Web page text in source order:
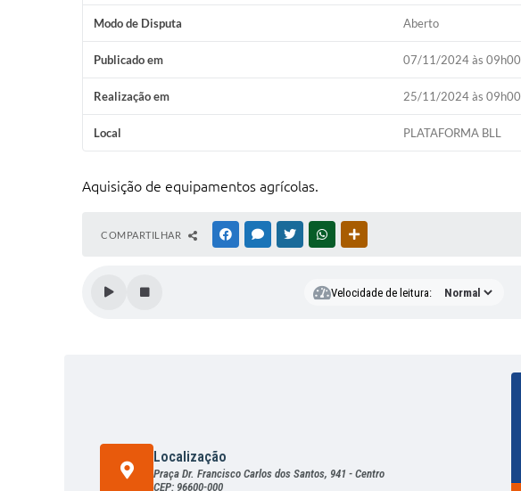
Modo de Disputa Aberto
Publicado em 07/11/2024 às 09h00
Realização em 25/11/2024 às 09h00
Local PLATAFORMA BLL
Aquisição de equipamentos agrícolas.
COMPARTILHAR FACEBOOKMESSENGER
TWITTERWHATSAPP
Velocidade de leitura:
Localização
Praça Dr. Francisco Carlos dos Santos, 941 - Centro
CEP: 96600-000